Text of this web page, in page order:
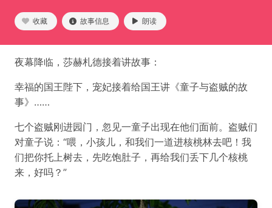
收藏 故事信息 朗读
夜幕降临，莎赫札德接着讲故事：
幸福的国王陛下，宠妃接着给国王讲《童子与盗贼的故
事》……
七个盗贼刚进园门，忽见一童子出现在他们面前。盗贼们
对童子说：“喂，小孩儿，和我们一道进核桃林去吧！我
们把你托上树去，先吃饱肚子，再给我们丢下几个核桃
来，好吗？”